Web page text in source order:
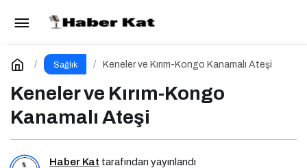
Sağlık Keneler ve Kırım-Kongo Kanamalı Ateşi
Keneler ve Kırım-Kongo
Kanamalı Ateşi
Haber Kat tarafından yayınlandı
Yaz Tatiline Sağlıklı Bir Başlangıç İçin
Beslenme
Yorum Yap